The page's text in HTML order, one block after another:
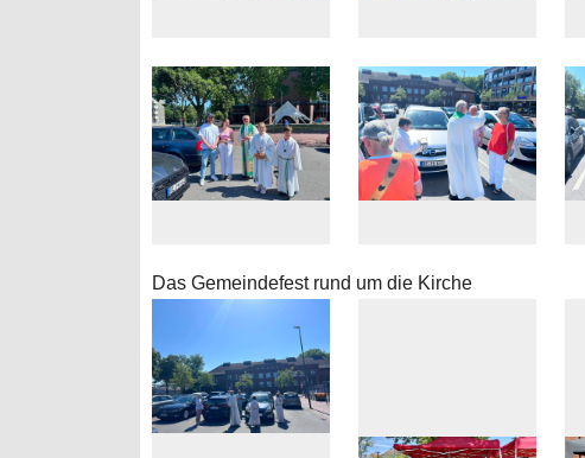
Das Gemeindefest rund um die Kirche